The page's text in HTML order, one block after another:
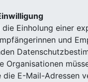
Einholung einer
und
Organisationen
die E-Mail-Adressen